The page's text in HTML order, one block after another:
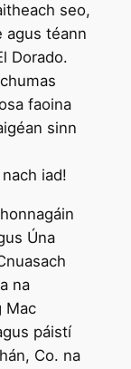
seo,
agus téann
Dorado.
faoina
sinn
iad!
Úna
na
Mac
páistí
Co. na